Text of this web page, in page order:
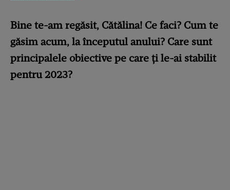
Bine te-am regăsit, Cătălina! Ce faci? Cum te
găsim acum, la începutul anului? Care sunt
principalele obiective pe care ți le-ai stabilit
pentru 2023?